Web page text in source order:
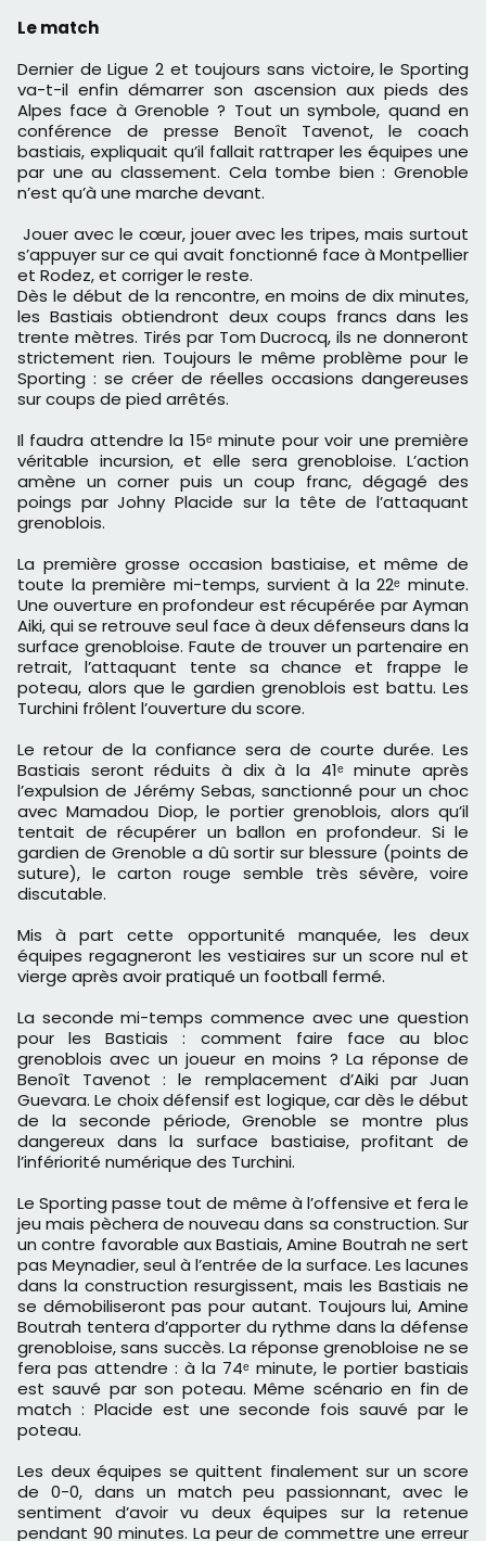
Le match
Dernier de Ligue 2 et toujours sans victoire, le Sporting
va-t-il enfin démarrer son ascension aux pieds des
Alpes face à Grenoble ? Tout un symbole, quand en
conférence de presse Benoît Tavenot, le coach
bastiais, expliquait qu’il fallait rattraper les équipes une
par une au classement. Cela tombe bien : Grenoble
n’est qu’à une marche devant.
Jouer avec le cœur, jouer avec les tripes, mais surtout
s’appuyer sur ce qui avait fonctionné face à Montpellier
et Rodez, et corriger le reste.
Dès le début de la rencontre, en moins de dix minutes,
les Bastiais obtiendront deux coups francs dans les
trente mètres. Tirés par Tom Ducrocq, ils ne donneront
strictement rien. Toujours le même problème pour le
Sporting : se créer de réelles occasions dangereuses
sur coups de pied arrêtés.
Il faudra attendre la 15ᵉ minute pour voir une première
véritable incursion, et elle sera grenobloise. L’action
amène un corner puis un coup franc, dégagé des
poings par Johny Placide sur la tête de l’attaquant
grenoblois.
La première grosse occasion bastiaise, et même de
toute la première mi-temps, survient à la 22ᵉ minute.
Une ouverture en profondeur est récupérée par Ayman
Aiki, qui se retrouve seul face à deux défenseurs dans la
surface grenobloise. Faute de trouver un partenaire en
retrait, l’attaquant tente sa chance et frappe le
poteau, alors que le gardien grenoblois est battu. Les
Turchini frôlent l’ouverture du score.
Le retour de la confiance sera de courte durée. Les
Bastiais seront réduits à dix à la 41ᵉ minute après
l’expulsion de Jérémy Sebas, sanctionné pour un choc
avec Mamadou Diop, le portier grenoblois, alors qu’il
tentait de récupérer un ballon en profondeur. Si le
gardien de Grenoble a dû sortir sur blessure (points de
suture), le carton rouge semble très sévère, voire
discutable.
Mis à part cette opportunité manquée, les deux
équipes regagneront les vestiaires sur un score nul et
vierge après avoir pratiqué un football fermé.
La seconde mi-temps commence avec une question
pour les Bastiais : comment faire face au bloc
grenoblois avec un joueur en moins ? La réponse de
Benoît Tavenot : le remplacement d’Aiki par Juan
Guevara. Le choix défensif est logique, car dès le début
de la seconde période, Grenoble se montre plus
dangereux dans la surface bastiaise, profitant de
l’infériorité numérique des Turchini.
Le Sporting passe tout de même à l’offensive et fera le
jeu mais pèchera de nouveau dans sa construction. Sur
un contre favorable aux Bastiais, Amine Boutrah ne sert
pas Meynadier, seul à l’entrée de la surface. Les lacunes
dans la construction resurgissent, mais les Bastiais ne
se démobiliseront pas pour autant. Toujours lui, Amine
Boutrah tentera d’apporter du rythme dans la défense
grenobloise, sans succès. La réponse grenobloise ne se
fera pas attendre : à la 74ᵉ minute, le portier bastiais
est sauvé par son poteau. Même scénario en fin de
match : Placide est une seconde fois sauvé par le
poteau.
Les deux équipes se quittent finalement sur un score
de 0-0, dans un match peu passionnant, avec le
sentiment d’avoir vu deux équipes sur la retenue
pendant 90 minutes. La peur de commettre une erreur